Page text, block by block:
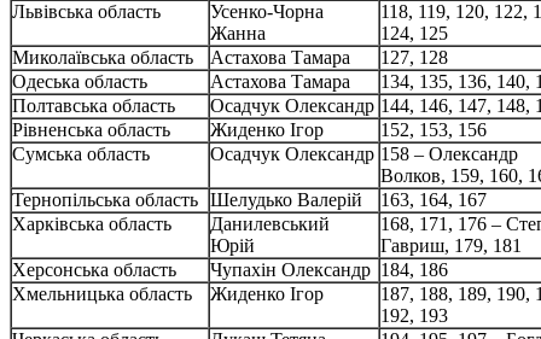
Львівська область
Усенко-Чорна
Жанна
118, 119, 120, 122,
124, 125
Миколаївська область
Астахова Тамара
127, 128
Одеська область
Астахова Тамара
134, 135, 136, 140,
Полтавська область
Осадчук Олександр 144, 146, 147, 148,
Рівненська область
Жиденко Ігор
152, 153, 156
Сумська область
Осадчук Олександр 158 – Олександр
Волков, 159, 160,
Тернопільська область Шелудько Валерій
163, 164, 167
Харківська область
Данилевський
Юрій
168, 171, 176 –
Гавриш, 179, 181
Херсонська область
Чупахін Олександр 184, 186
Хмельницька область
Жиденко Ігор
187, 188, 189, 190,
192, 193